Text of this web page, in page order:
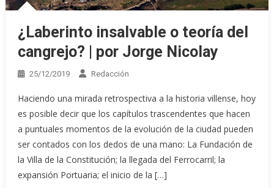
¿Laberinto insalvable o teoría del
cangrejo? | por Jorge Nicolay
25/12/2019 Redacción
Haciendo una mirada retrospectiva a la historia villense, hoy
es posible decir que los capítulos trascendentes que hacen
a puntuales momentos de la evolución de la ciudad pueden
ser contados con los dedos de una mano: La Fundación de
la Villa de la Constitución; la llegada del Ferrocarril; la
expansión Portuaria; el inicio de la […]